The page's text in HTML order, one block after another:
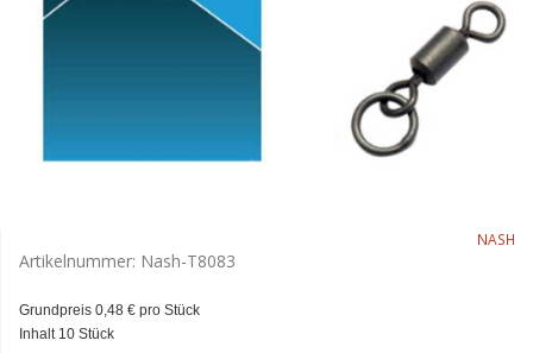
NASH
Artikelnummer: Nash-T8083
Grundpreis 0,48 € pro Stück
Inhalt 10 Stück